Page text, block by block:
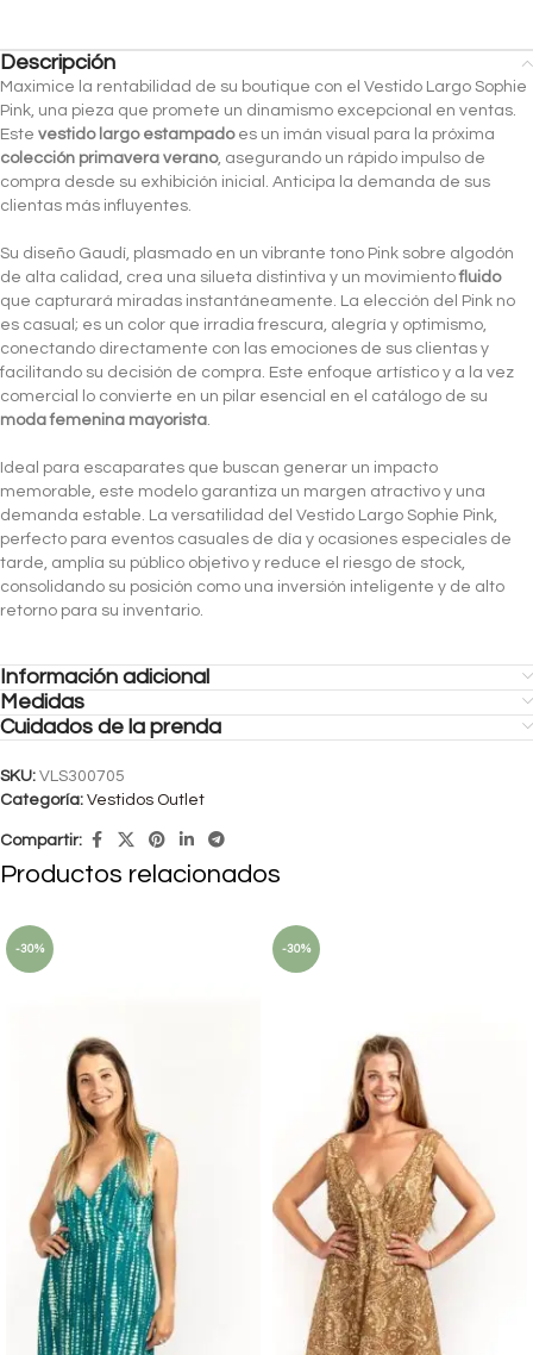
Descripción
Maximice la rentabilidad de su boutique con el Vestido Largo Sophie
Pink, una pieza que promete un dinamismo excepcional en ventas.
Este vestido largo estampadoes un imán visual para la próxima
colección primavera verano, asegurando un rápido impulso de
compra desde su exhibición inicial. Anticipa la demanda de sus
clientas más influyentes.
Su diseño Gaudí, plasmado en un vibrante tono Pink sobre algodón
de alta calidad, crea una silueta distintiva y un movimientofluido
que capturará miradas instantáneamente. La elección del Pink no
es casual; es un color que irradia frescura, alegría y optimismo,
conectando directamente con las emociones de sus clientas y
facilitando su decisión de compra. Este enfoque artístico y a la vez
comercial lo convierte en un pilar esencial en el catálogo de su
moda femenina mayorista.
Ideal para escaparates que buscan generar un impacto
memorable, este modelo garantiza un margen atractivo y una
demanda estable. La versatilidad del Vestido Largo Sophie Pink,
perfecto para eventos casuales de día y ocasiones especiales de
tarde, amplía su público objetivo y reduce el riesgo de stock,
consolidando su posición como una inversión inteligente y de alto
retorno para su inventario.
Información adicional
Medidas
Cuidados de la prenda
SKU: VLS300705
Categoría: Vestidos Outlet
Compartir:
Productos relacionados
-30% -30%